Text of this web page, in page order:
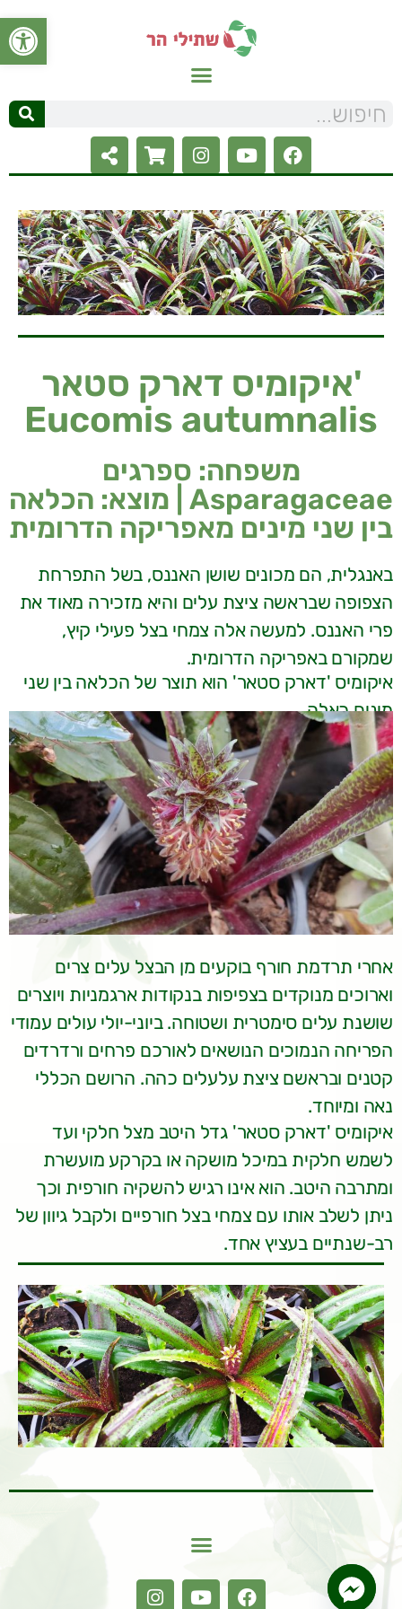
פתח
'איקומיס דארק סטאר
Eucomis autumnalis
משפחה: ספרגים
Asparagaceae | מוצא: הכלאה
בין שני מינים מאפריקה הדרומית
באנגלית, הם מכונים שושן האננס, בשל התפרחת
הצפופה שבראשה ציצת עלים והיא מזכירה מאוד את
פרי האננס. למעשה אלה צמחי בצל פעילי קיץ,
שמקורם באפריקה הדרומית.
איקומיס 'דארק סטאר' הוא תוצר של הכלאה בין שני
מינים כאלה.
אחרי תרדמת חורף בוקעים מן הבצל עלים צרים
וארוכים מנוקדים בצפיפות בנקודות ארגמניות ויוצרים
שושנת עלים סימטרית ושטוחה. ביוני-יולי עולים עמודי
הפריחה הנמוכים הנושאים לאורכם פרחים ורדרדים
קטנים ובראשם ציצת עלעלים כהה. הרושם הכללי
נאה ומיוחד.
איקומיס 'דארק סטאר' גדל היטב מצל חלקי ועד
לשמש חלקית במיכל מושקה או בקרקע מועשרת
ומתרבה היטב. הוא אינו רגיש להשקיה חורפית וכך
ניתן לשלב אותו עם צמחי בצל חורפיים ולקבל גיוון של
רב-שנתיים בעציץ אחד.